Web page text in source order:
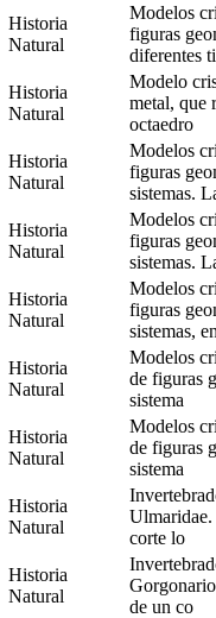
Historia
Natural
Modelos
figuras
diferentes ti
Historia
Natural
Modelo
metal, que
octaedro
Historia
Natural
Modelos
figuras
sistemas.
Historia
Natural
Modelos
figuras
sistemas.
Historia
Natural
Modelos
figuras
sistemas,
Historia
Natural
Modelos
de figuras
sistema
Historia
Natural
Modelos
de figuras
sistema
Historia
Natural
Ulmaridae.
corte lo
Historia
Natural
de un co